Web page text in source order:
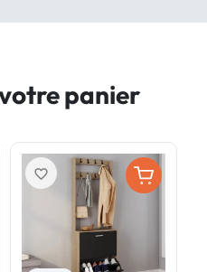
panier
favorite_border